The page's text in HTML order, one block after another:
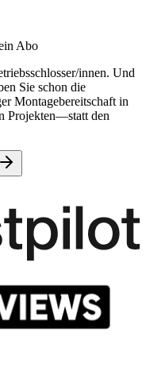
Abo
innen. Und
Sie schon die
Montagebereitschaft in
Projekten—statt den